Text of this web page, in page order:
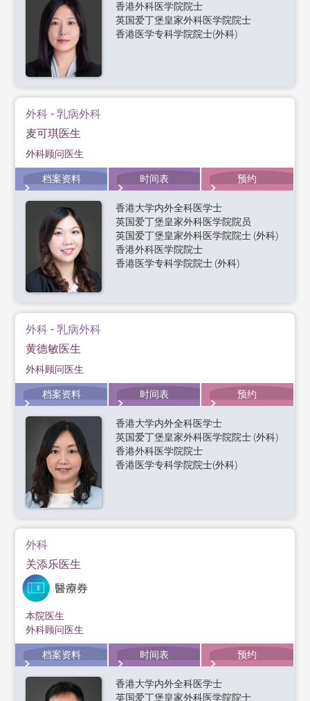
香港外科医学院院士
英国爱丁堡皇家外科医学院院士
香港医学专科学院院士(外科)
外科 - 乳病外科
麦可琪医生
外科顾问医生
档案资料 时间表 预约
香港大学内外全科医学士
英国爱丁堡皇家外科医学院院员
英国爱丁堡皇家外科医学院院士 (外科)
香港外科医学院院士
香港医学专科学院院士 (外科)
外科 - 乳病外科
黄德敏医生
外科顾问医生
档案资料 时间表 预约
香港大学内外全科医学士
英国爱丁堡皇家外科医学院院士 (外科)
香港外科医学院院士
香港医学专科学院院士(外科)
外科
关添乐医生
本院医生
外科顾问医生
档案资料 时间表 预约
香港大学内外全科医学士
英国爱丁堡皇家外科医学院院士